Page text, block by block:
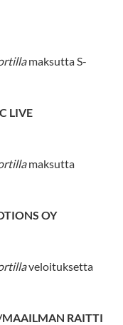
maksutta S-
LIVE
maksutta
OY
veloituksetta
MAAILMAN RAITTI